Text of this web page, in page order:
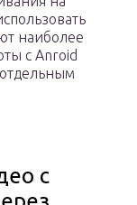
наиболее
с Anroid
с